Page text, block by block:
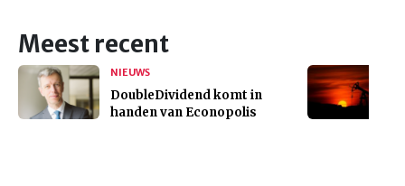
Meest recent
NIEUWS
DoubleDividend komt in
handen van Econopolis